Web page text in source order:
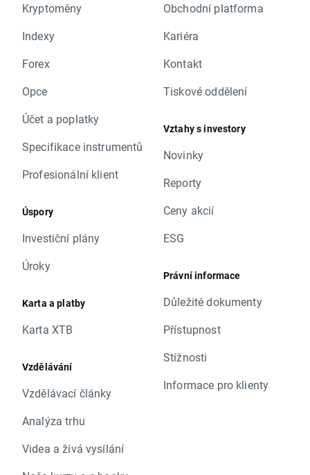
Kryptoměny
Indexy
Forex
Opce
Účet a poplatky
Specifikace instrumentů
Profesionální klient
Úspory
Investiční plány
Úroky
Karta a platby
Karta XTB
Vzdělávání
Vzdělávací články
Analýza trhu
Videa a živá vysílání
Obchodní platforma
Kariéra
Kontakt
Tiskové oddělení
Vztahy s investory
Novinky
Reporty
Ceny akcií
ESG
Právní informace
Důležité dokumenty
Přístupnost
Stížnosti
Informace pro klienty